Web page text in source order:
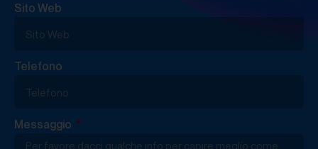
Sito Web
Telefono
Messaggio